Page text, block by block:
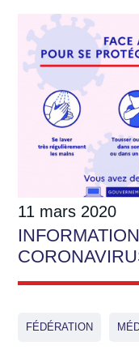
11 mars 2020
FÉDÉRATION